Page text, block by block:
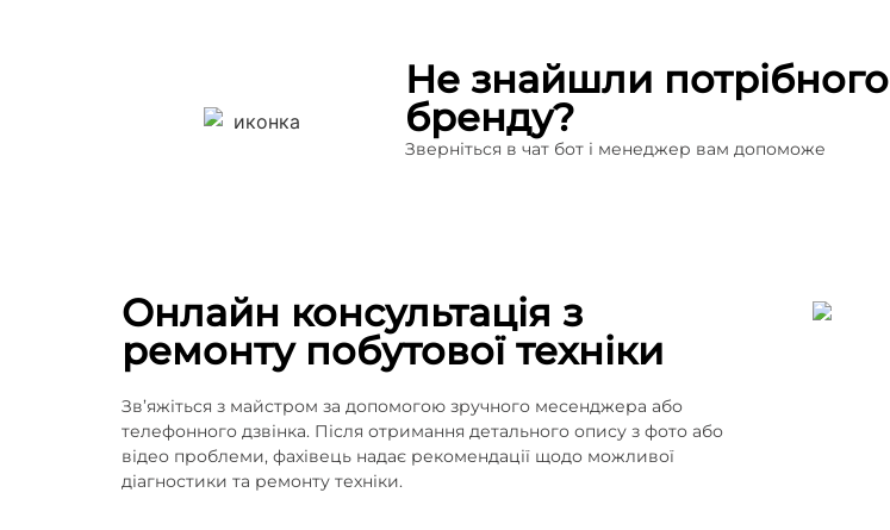
Не знайшли потрібного
бренду?
Зверніться в чат бот і менеджер вам допоможе
Онлайн консультація з
ремонту побутової техніки
Зв’яжіться з майстром за допомогою зручного месенджера або
телефонного дзвінка. Після отримання детального опису з фото або
відео проблеми, фахівець надає рекомендації щодо можливої
діагностики та ремонту техніки.